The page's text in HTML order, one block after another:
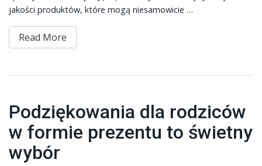
jakości produktów, które mogą niesamowicie …
Read More
Podziękowania dla rodziców
w formie prezentu to świetny
wybór